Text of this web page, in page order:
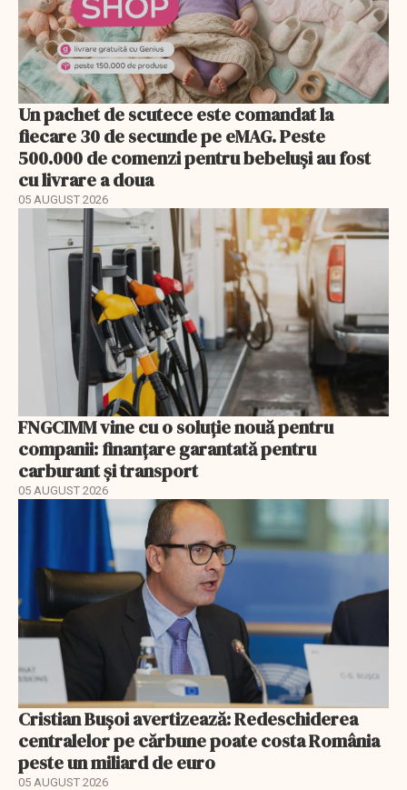
Un pachet de scutece este comandat la
fiecare 30 de secunde pe eMAG. Peste
500.000 de comenzi pentru bebeluși au fost
cu livrare a doua
05 AUGUST 2026
FNGCIMM vine cu o soluție nouă pentru
companii: finanțare garantată pentru
carburant și transport
05 AUGUST 2026
Cristian Bușoi avertizează: Redeschiderea
centralelor pe cărbune poate costa România
peste un miliard de euro
05 AUGUST 2026